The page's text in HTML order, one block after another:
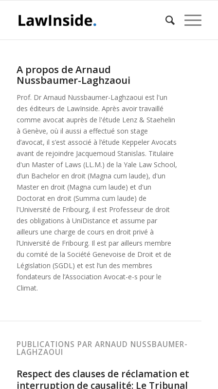
A propos deArnaud
Nussbaumer-Laghzaoui
Prof. Dr Arnaud Nussbaumer-Laghzaoui est l'un
des éditeurs de LawInside. Après avoir travaillé
comme avocat auprès de l'étude Lenz & Staehelin
à Genève, où il aussi a effectué son stage
d’avocat, il s’est associé à l’étude Keppeler Avocats
avant de rejoindre Jacquemoud Stanislas. Titulaire
d'un Master of Laws (LL.M.) de la Yale Law School,
d’un Bachelor en droit (Magna cum laude), d'un
Master en droit (Magna cum laude) et d'un
Doctorat en droit (Summa cum laude) de
l'Université de Fribourg, il est Professeur de droit
des obligations à UniDistance et assume par
ailleurs une charge de cours en droit privé à
l’Université de Fribourg. Il est par ailleurs membre
du comité de la Société Genevoise de Droit et de
Législation (SGDL) et est l’un des membres
fondateurs de l’Association Avocat-e-s pour le
Climat.
PUBLICATIONS PAR ARNAUD NUSSBAUMER-
LAGHZAOUI
Respect des clauses de réclamation et
interruption de causalité: Le Tribunal